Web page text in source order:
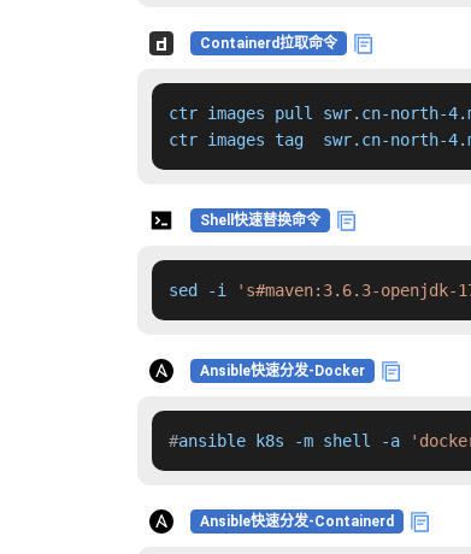
Containerd拉取命令
ctr images pull swr.cn-north-
ctr images tag  swr.cn-north-
Shell快速替换命令
sed -i 's#maven:3.6.3-openjdk-
Ansible快速分发-Docker
#ansible k8s -m shell -a
Ansible快速分发-Containerd